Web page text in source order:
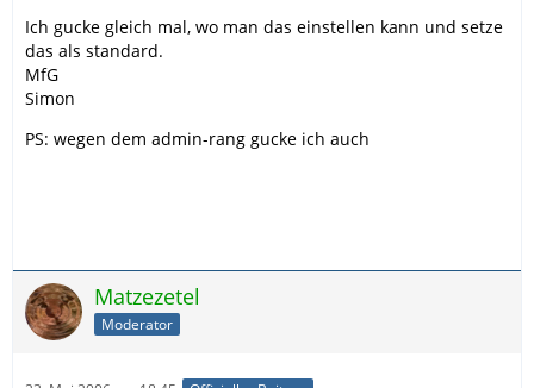
Ich gucke gleich mal, wo man das einstellen kann und setze
das als standard.
MfG
Simon
PS: wegen dem admin-rang gucke ich auch
Matzezetel
Moderator